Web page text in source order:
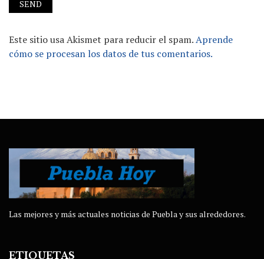
Este sitio usa Akismet para reducir el spam.Aprende
cómo se procesan los datos de tus comentarios.
Las mejores y más actuales noticias de Puebla y sus alrededores.
ETIQUETAS